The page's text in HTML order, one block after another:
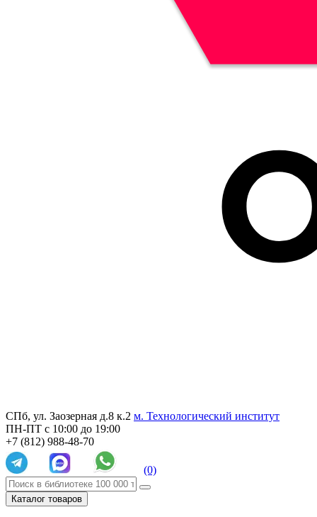
СПб, ул. Заозерная д.8 к.2 м. Технологический институт
ПН-ПТ с 10:00 до 19:00
+7 (812) 988-48-70
(0)
Каталог товаров